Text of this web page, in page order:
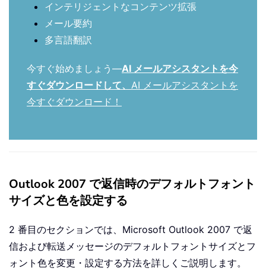
インテリジェントなコンテンツ拡張
メール要約
多言語翻訳
今すぐ始めましょう—AI メールアシスタントを今
すぐダウンロードして、 AI メールアシスタントを
今すぐダウンロード！
Outlook 2007 で返信時のデフォルトフォント
サイズと色を設定する
2 番目のセクションでは、Microsoft Outlook 2007 で返
信および転送メッセージのデフォルトフォントサイズとフ
ォント色を変更・設定する方法を詳しくご説明します。